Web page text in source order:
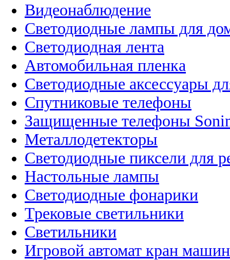
Видеонаблюдение
Светодиодные лампы для
Светодиодная лента
Автомобильная пленка
Светодиодные аксессуары
Спутниковые телефоны
Защищенные телефоны
Металлодетекторы
Светодиодные пиксели для
Настольные лампы
Светодиодные фонарики
Трековые светильники
Светильники
Игровой автомат кран